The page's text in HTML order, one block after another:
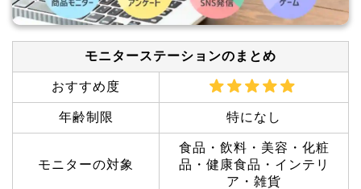
モニターステーションのまとめ
おすすめ度
年齢制限 特になし
モニターの対象
食品・飲料・美容・化粧
品・健康食品・インテリ
ア・雑貨